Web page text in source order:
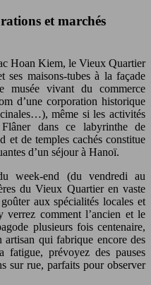
et marchés
Hoan Kiem, le Vieux Quartier
ses maisons-tubes à la façade
musée vivant du commerce
d’une corporation historique
même si les activités
dans ce labyrinthe de
et de temples cachés constitue
d’un séjour à Hanoï.
week-end (du vendredi au
du Vieux Quartier en vaste
aux spécialités locales et
verrez comment l’ancien et le
plusieurs fois centenaire,
qui fabrique encore des
prévoyez des pauses
sur rue, parfaits pour observer